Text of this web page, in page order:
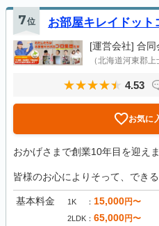
7位 お部屋キレイドット
[運営会社] 合同
（北海道河東郡
4.53
お気に
おかげさまで創業10年目を迎えま
皆様のお心によりそって、できる
基本料金 1K 15,000円〜
2LDK 65,000円〜